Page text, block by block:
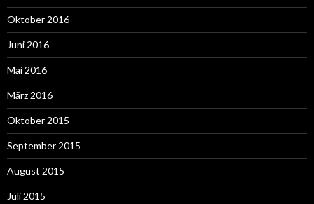
Oktober 2016
Juni 2016
Mai 2016
März 2016
Oktober 2015
September 2015
August 2015
Juli 2015